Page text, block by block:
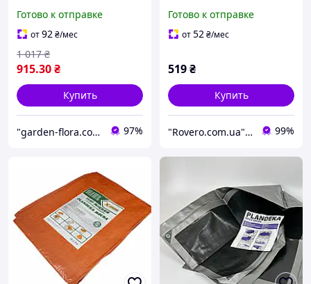
Автомобильный
укрывной тент
Готово к отправке
от92₴/мес
915.30₴
1 017 ₴
Купить
"garden-flora.com.ua": Ваш сад — наша вдохновенная забота! 97%
150 г/м2, белый
тарпаулиновый
Готово к отправке
от52₴/мес
519₴
Купить
"Rovero.com.ua" - Интернет-магазин 99%